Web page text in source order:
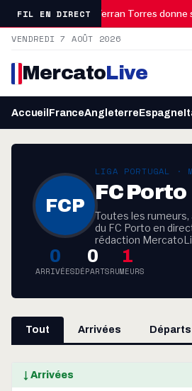
FIL EN DIRECT
à l’affût 13:31 Ferran Torres donne
VENDREDI 7 AOÛT 2026
MercatoLive
Accueil FranceAngleterreEspagne
FCP
LIGA PORTUGAL ·
FC Porto
Toutes les
du FC Porto en
rédaction
0
ARRIVÉES
0
DÉPARTS
1
RUMEURS
Tout Arrivées Départs
↓ Arrivées